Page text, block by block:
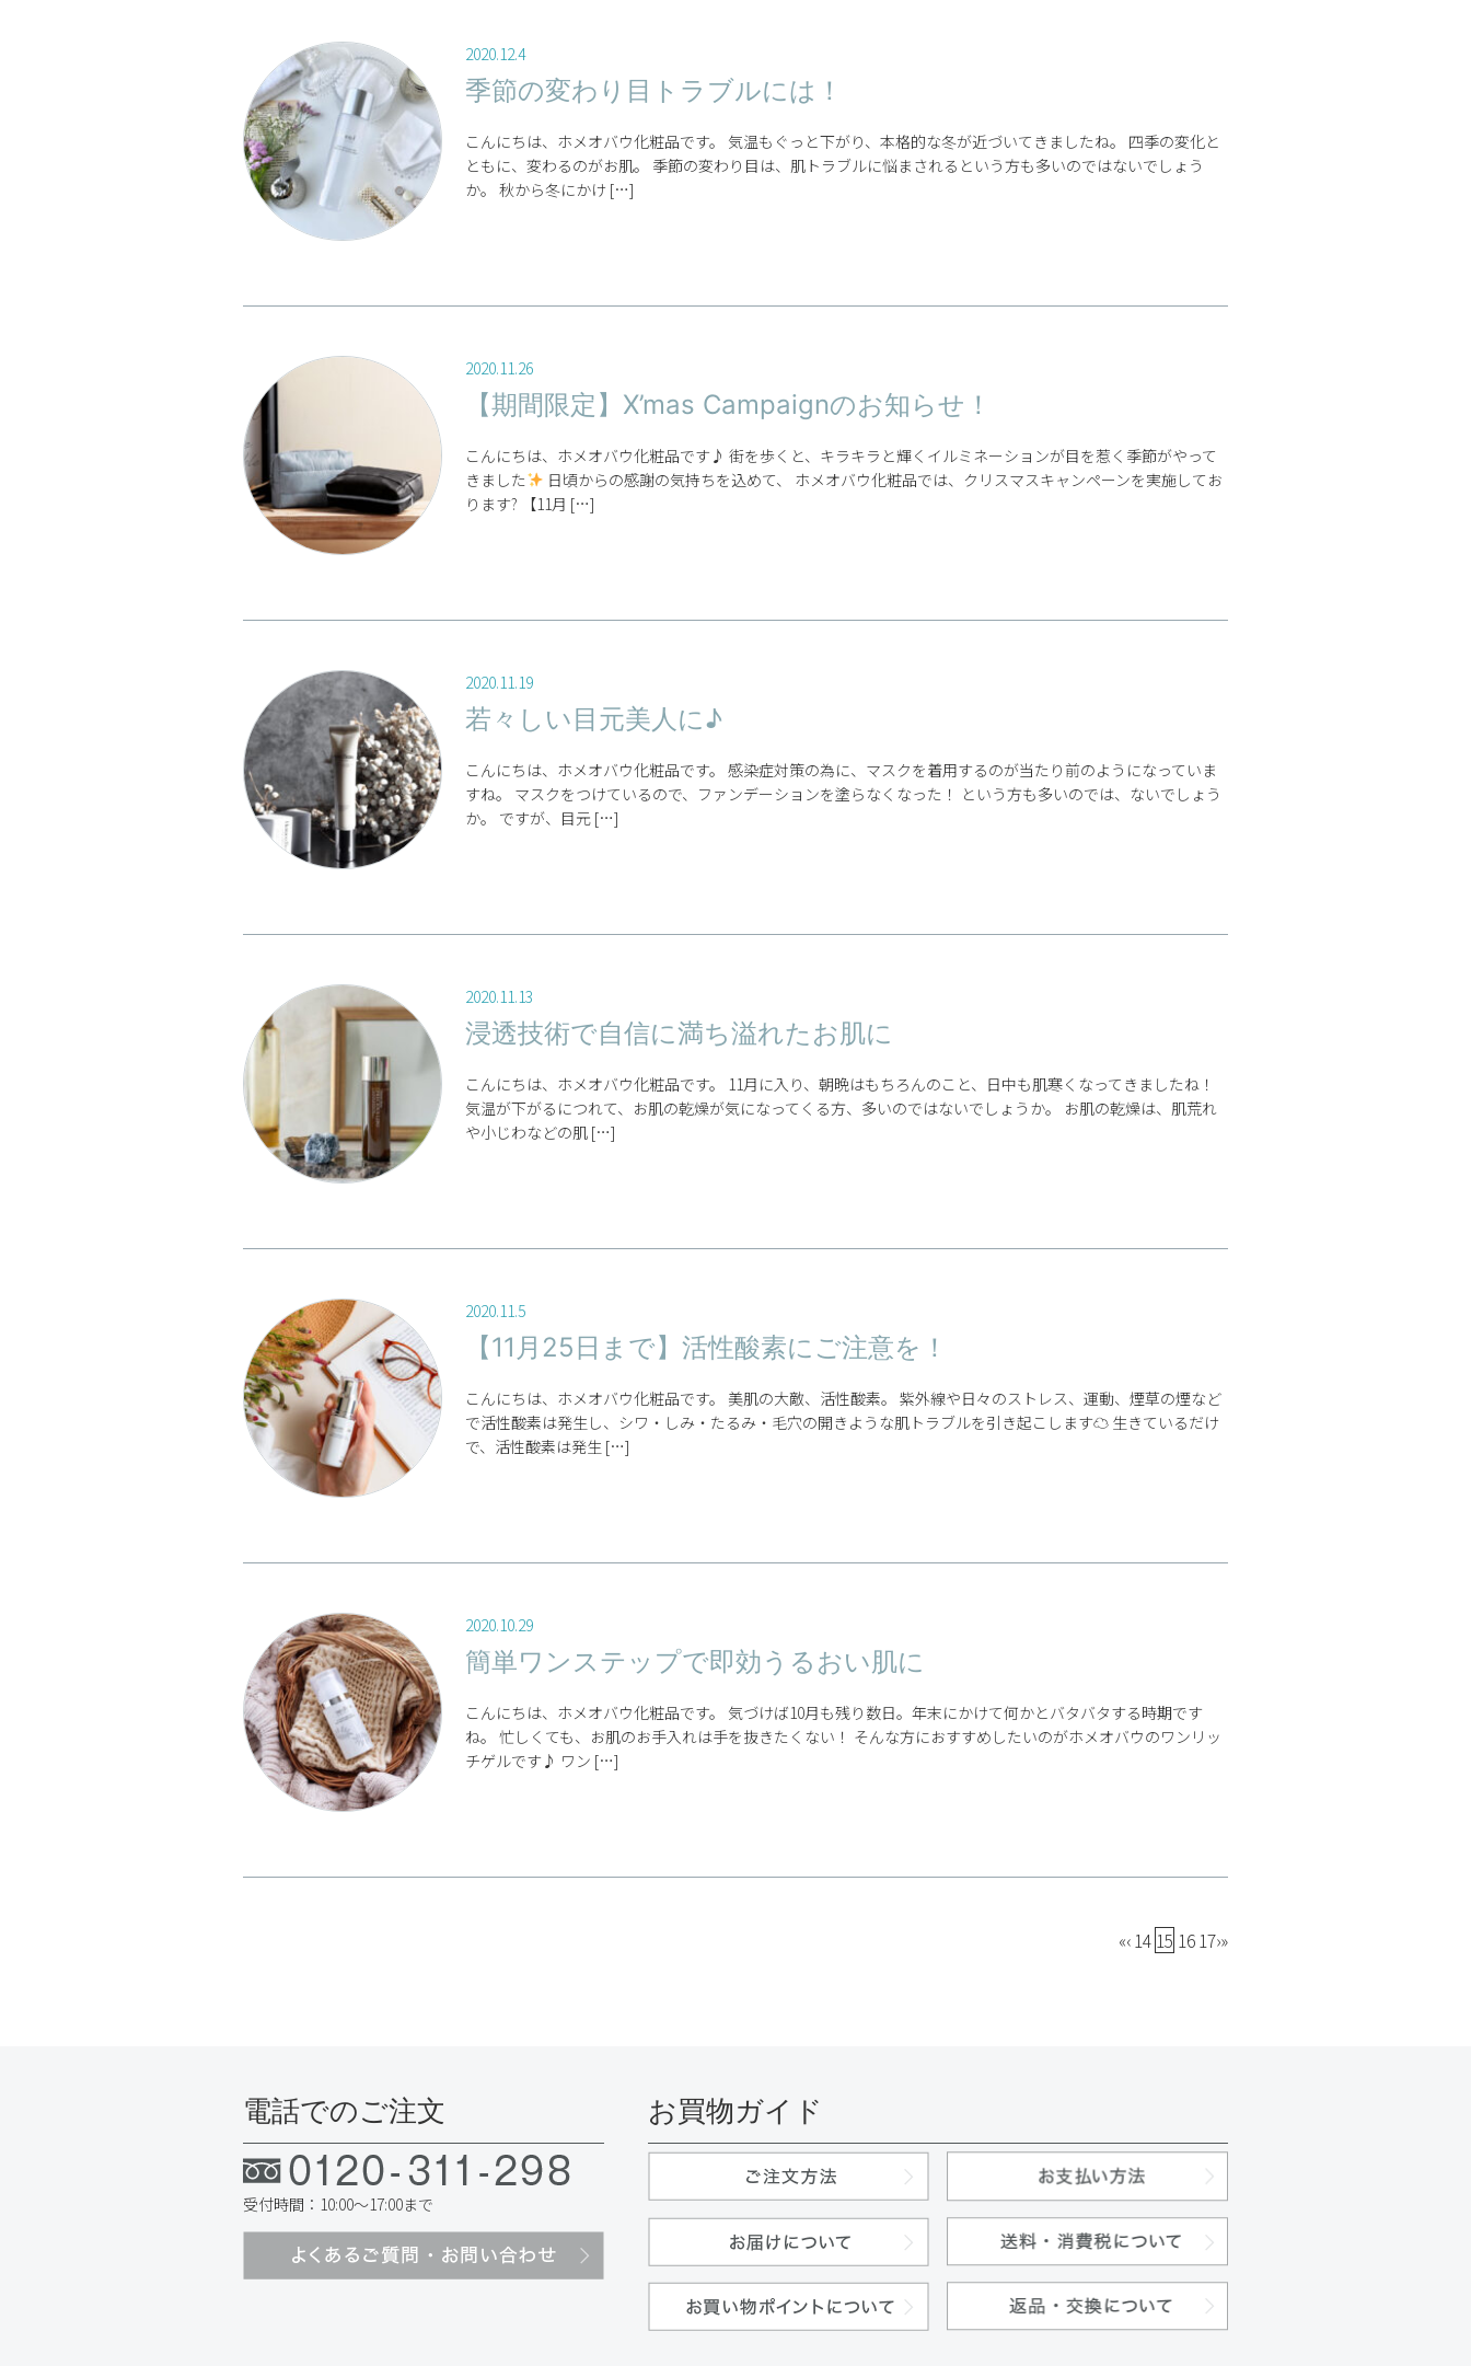
2020.12.4
季節の変わり目トラブルには！
こんにちは、ホメオバウ化粧品です。 気温もぐっと下がり、本格的な冬が近づいてきましたね。 四季の変化と
ともに、変わるのがお肌。 季節の変わり目は、肌トラブルに悩まされるという方も多いのではないでしょう
か。 秋から冬にかけ […]
2020.11.26
【期間限定】X’mas Campaignのお知らせ！
こんにちは、ホメオバウ化粧品です♪ 街を歩くと、キラキラと輝くイルミネーションが目を惹く季節がやって
きました
日頃からの感謝の気持ちを込めて、 ホメオバウ化粧品では、クリスマスキャンペーンを実施してお
ります? 【11月 […]
2020.11.19
若々しい目元美人に♪
こんにちは、ホメオバウ化粧品です。 感染症対策の為に、マスクを着用するのが当たり前のようになっていま
すね。 マスクをつけているので、ファンデーションを塗らなくなった！ という方も多いのでは、ないでしょう
か。 ですが、目元 […]
2020.11.13
浸透技術で自信に満ち溢れたお肌に
こんにちは、ホメオバウ化粧品です。 11月に入り、朝晩はもちろんのこと、日中も肌寒くなってきましたね！
気温が下がるにつれて、お肌の乾燥が気になってくる方、多いのではないでしょうか。 お肌の乾燥は、肌荒れ
や小じわなどの肌 […]
2020.11.5
【11月25日まで】活性酸素にご注意を！
こんにちは、ホメオバウ化粧品です。 美肌の大敵、活性酸素。 紫外線や日々のストレス、運動、煙草の煙など
で活性酸素は発生し、シワ・しみ・たるみ・毛穴の開きような肌トラブルを引き起こします☁ 生きているだけ
で、活性酸素は発生 […]
2020.10.29
簡単ワンステップで即効うるおい肌に
こんにちは、ホメオバウ化粧品です。 気づけば10月も残り数日。年末にかけて何かとバタバタする時期です
ね。 忙しくても、お肌のお手入れは手を抜きたくない！ そんな方におすすめしたいのがホメオバウのワンリッ
チゲルです♪ ワン […]
«‹ 14 15 16 17›»
電話でのご注文
受付時間：10:00〜17:00まで
お買物ガイド